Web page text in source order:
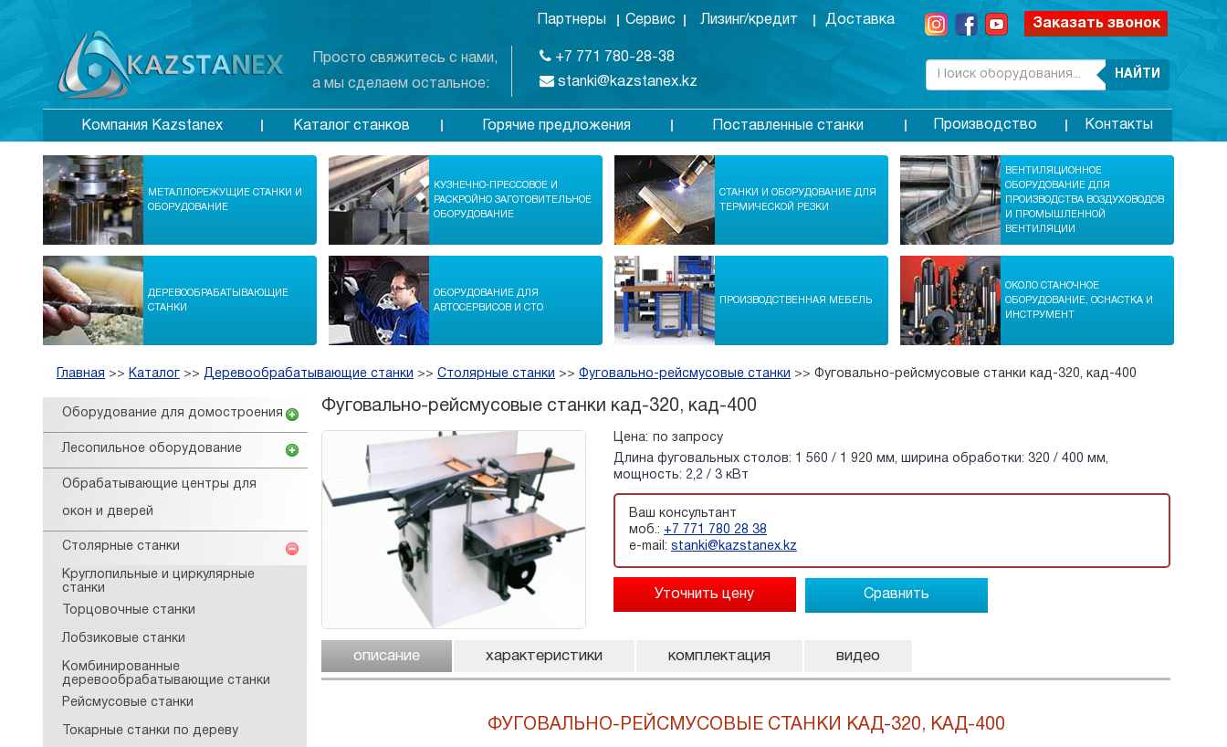
Просто свяжитесь с нами,
а мы сделаем остальное:
Партнеры Сервис Лизинг/кредит Доставка
+7 771 780-28-38
stanki@kazstanex.kz
Заказать звонок
НАЙТИ
Компания Kazstanex Каталог станков Горячие предложения Поставленные станки Производство Контакты
МЕТАЛЛОРЕЖУЩИЕ СТАНКИ И
ОБОРУДОВАНИЕ
КУЗНЕЧНО-ПРЕССОВОЕ И
РАСКРОЙНО ЗАГОТОВИТЕЛЬНОЕ
ОБОРУДОВАНИЕ
СТАНКИ И ОБОРУДОВАНИЕ ДЛЯ
ТЕРМИЧЕСКОЙ РЕЗКИ
ВЕНТИЛЯЦИОННОЕ
ОБОРУДОВАНИЕ ДЛЯ
ПРОИЗВОДСТВА ВОЗДУХОВОДОВ
И ПРОМЫШЛЕННОЙ
ВЕНТИЛЯЦИИ
ДЕРЕВООБРАБАТЫВАЮЩИЕ
СТАНКИ
ОБОРУДОВАНИЕ ДЛЯ
АВТОСЕРВИСОВ И СТО
ПРОИЗВОДСТВЕННАЯ МЕБЕЛЬ
ОКОЛО СТАНОЧНОЕ
ОБОРУДОВАНИЕ, ОСНАСТКА И
ИНСТРУМЕНТ
Главная >> Каталог >> Деревообрабатывающие станки >> Столярные станки >> Фуговально-рейсмусовые станки >> Фуговально-рейсмусовые станки кад-320, кад-400
Оборудование для домостроения
Лесопильное оборудование
Обрабатывающие центры для
окон и дверей
Столярные станки
Круглопильные и циркулярные
станки
Торцовочные станки
Лобзиковые станки
Комбинированные
деревообрабатывающие станки
Рейсмусовые станки
Токарные станки по дереву
Фуговально-рейсмусовые станки кад-320, кад-400
Цена: по запросу
Длина фуговальных столов: 1 560 / 1 920 мм, ширина обработки: 320 / 400 мм,
мощность: 2,2 / 3 кВт
Ваш консультант
моб.: +7 771 780 28 38
e-mail: stanki@kazstanex.kz
Сравнить
описание характеристики комплектация видео
ФУГОВАЛЬНО-РЕЙСМУСОВЫЕ СТАНКИ КАД-320, КАД-400